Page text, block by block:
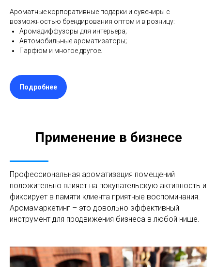
Ароматные корпоративные подарки и сувениры с
возможностью брендирования оптом и в розницу:
Аромадиффузоры для интерьера;
Автомобильные ароматизаторы;
Парфюм и многое другое.
Подробнее
Применение в бизнесе
Профессиональная ароматизация помещений
положительно влияет на покупательскую активность и
фиксирует в памяти клиента приятные воспоминания.
Аромамаркетинг – это довольно эффективный
инструмент для продвижения бизнеса в любой нише.